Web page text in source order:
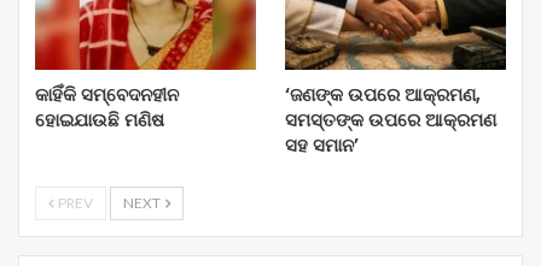
କାହିଁକି ସମ୍ବେଦନହୀନ
ହୋଇଯାଉଛି ମଣିଷ
‘ଜଣଙ୍କ ଉପରେ ଆକ୍ରମଣ,
ସମସ୍ତଙ୍କ ଉପରେ ଆକ୍ରମଣ
ସହ ସମାନ’
PREV NEXT